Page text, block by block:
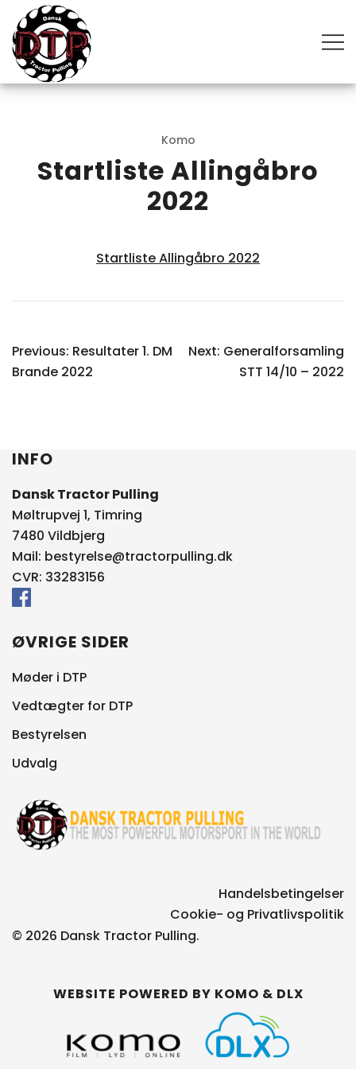
content
Komo
Startliste Allingåbro
2022
Startliste Allingåbro 2022
INDLÆGSNAVIGATION
Previous: Resultater 1. DM
Brande 2022
Next: Generalforsamling
STT 14/10 – 2022
INFO
Dansk Tractor Pulling
Møltrupvej 1, Timring
7480 Vildbjerg
Mail: bestyrelse@tractorpulling.dk
CVR: 33283156
ØVRIGE SIDER
Møder i DTP
Vedtægter for DTP
Bestyrelsen
Udvalg
Handelsbetingelser
Cookie- og Privatlivspolitik
© 2026 Dansk Tractor Pulling.
WEBSITE POWERED BY KOMO & DLX